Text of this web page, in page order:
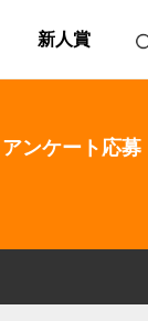
新人賞
アンケート応募